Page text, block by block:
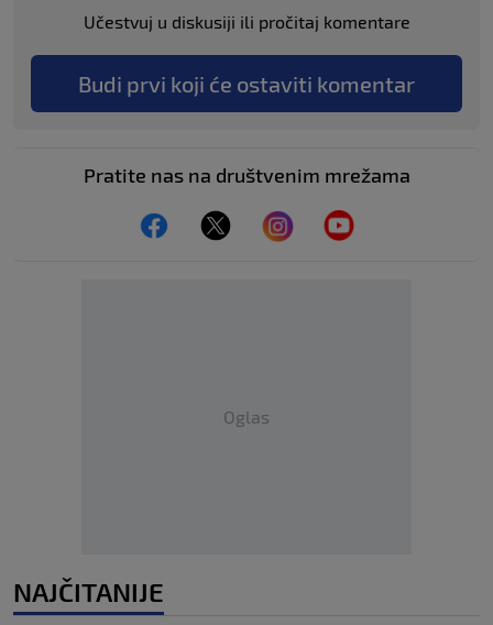
Učestvuj u diskusiji ili pročitaj komentare
Budi prvi koji će ostaviti komentar
Pratite nas na društvenim mrežama
Oglas
NAJČITANIJE